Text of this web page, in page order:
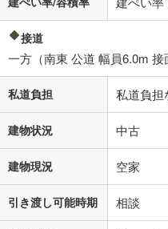
接道
一方（南東 公道 幅員6.0m 接
私道負担 私道負担
建物状況 中古
建物現況 空家
引き渡し可能時期 相談